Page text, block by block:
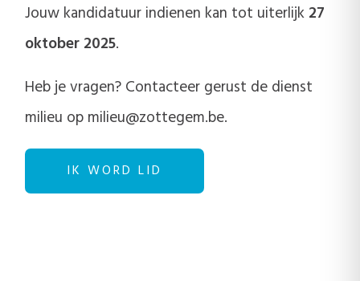
Jouw kandidatuur indienen kan tot uiterlijk 27
oktober 2025.
Heb je vragen? Contacteer gerust de dienst
milieu op milieu@zottegem.be.
IK WORD LID